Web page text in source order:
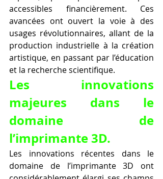
accessibles financièrement. Ces
avancées ont ouvert la voie à des
usages révolutionnaires, allant de la
production industrielle à la création
artistique, en passant par l’éducation
et la recherche scientifique.
Les innovations
majeures dans le
domaine de
l’imprimante 3D.
Les innovations récentes dans le
domaine de l’imprimante 3D ont